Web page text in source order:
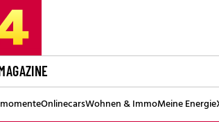
OnlinecarsWohnen & ImmoMeine Energie